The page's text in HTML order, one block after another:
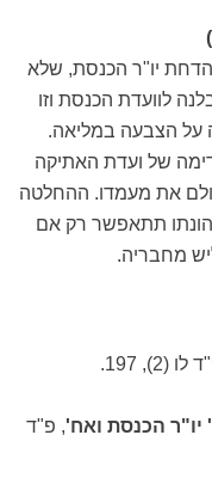
יו"ר הכנסת, שלא
קובלנה לוועדת הכנסת וזו
על הצבעה במליאה.
של ועדת האתיקה
את מעמדו. ההחלטה
תתאפשר רק אם
מחבריה.
(2), 197.
יו"ר הכנסת ואח', פ"ד